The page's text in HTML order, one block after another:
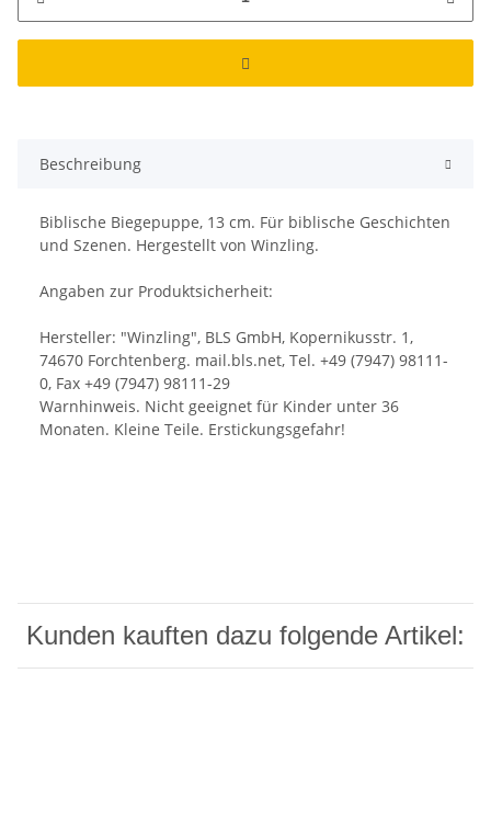
Beschreibung
Biblische Biegepuppe, 13 cm. Für biblische Geschichten
und Szenen. Hergestellt von Winzling.
Angaben zur Produktsicherheit:
Hersteller: "Winzling", BLS GmbH, Kopernikusstr. 1,
74670 Forchtenberg. mail.bls.net, Tel. +49 (7947) 98111-
0, Fax +49 (7947) 98111-29
Warnhinweis. Nicht geeignet für Kinder unter 36
Monaten. Kleine Teile. Erstickungsgefahr!
Kunden kauften dazu folgende Artikel: